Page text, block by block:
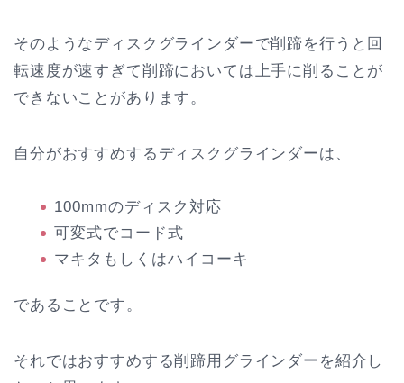
そのようなディスクグラインダーで削蹄を行うと回
転速度が速すぎて削蹄においては上手に削ることが
できないことがあります。
自分がおすすめするディスクグラインダーは、
100mmのディスク対応
可変式でコード式
マキタもしくはハイコーキ
であることです。
それではおすすめする削蹄用グラインダーを紹介し